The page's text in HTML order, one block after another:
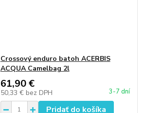
Crossový enduro batoh ACERBIS
ACQUA Camelbag 2l
61,90 €
50,33 € bez DPH 3-7 dní
Pridať do košíka